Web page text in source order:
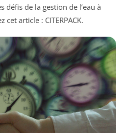
défis de la gestion de l’eau à
cet article : CITERPACK.